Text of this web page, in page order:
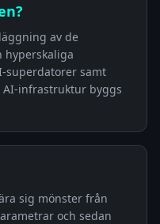
av de
hyperskaliga
superdatorer samt
infrastruktur byggs
sig mönster från
och sedan